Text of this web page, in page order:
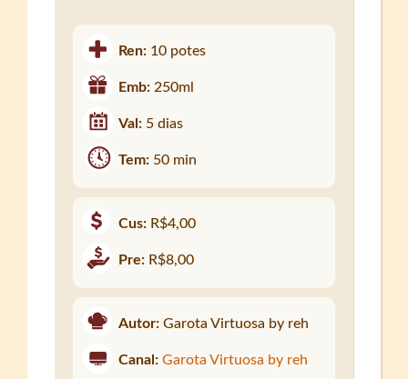
Ren: 10 potes
Emb: 250ml
Val: 5 dias
Tem: 50 min
Cus: R$4,00
Pre: R$8,00
Autor: Garota Virtuosa by reh
Canal: Garota Virtuosa by reh